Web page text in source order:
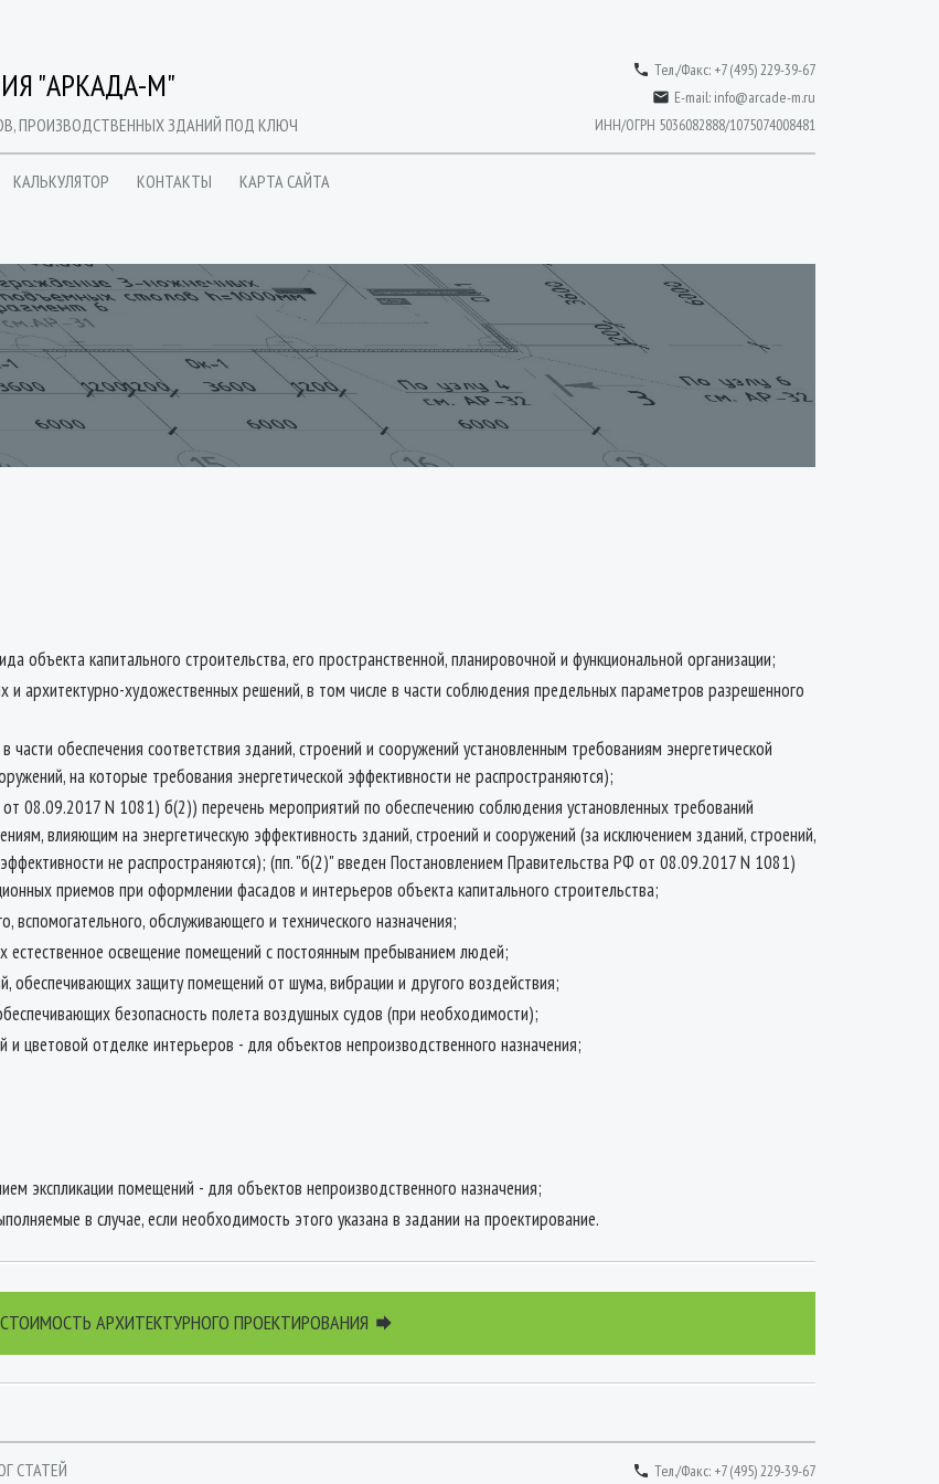
"АРКАДА-М"
ПРОИЗВОДСТВЕННЫХ ЗДАНИЙ ПОД КЛЮЧ
 Тел./Факс: +7 (495) 229-39-67
 E-mail: info@arcade-m.ru
ИНН/ОГРН 5036082888/1075074008481
КАЛЬКУЛЯТОР КОНТАКТЫ КАРТА САЙТА
объекта капитального строительства, его пространственной, планировочной и функциональной организации;
архитектурно-художественных решений, в том числе в части соблюдения предельных параметров разрешенного
обеспечения соответствия зданий, строений и сооружений установленным требованиям энергетической
на которые требования энергетической эффективности не распространяются);
08.09.2017 N 1081) б(2)) перечень мероприятий по обеспечению соблюдения установленных требований
влияющим на энергетическую эффективность зданий, строений и сооружений (за исключением зданий, строений,
не распространяются); (пп. "б(2)" введен Постановлением Правительства РФ от 08.09.2017 N 1081)
приемов при оформлении фасадов и интерьеров объекта капитального строительства;
обслуживающего и технического назначения;
естественное освещение помещений с постоянным пребыванием людей;
обеспечивающих защиту помещений от шума, вибрации и другого воздействия;
безопасность полета воздушных судов (при необходимости);
цветовой отделке интерьеров - для объектов непроизводственного назначения;
экспликации помещений - для объектов непроизводственного назначения;
в случае, если необходимость этого указана в задании на проектирование.
СТОИМОСТЬ АРХИТЕКТУРНОГО ПРОЕКТИРОВАНИЯ 
СТАТЕЙ  Тел./Факс: +7 (495) 229-39-67